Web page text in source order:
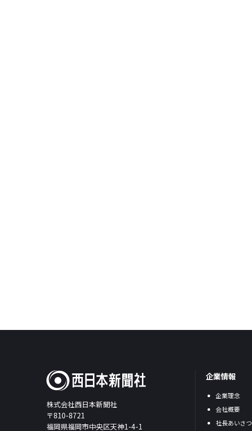
株式会社西日本新聞社
〒810-8721
福岡県福岡市中央区天神1-4-1
企業情報
企業理念
会社概要
社長あいさつ